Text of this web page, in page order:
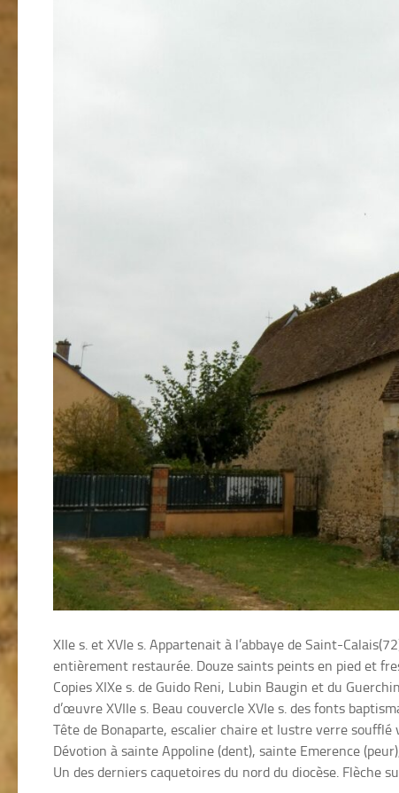
XIIe s. et XVIe s. Appartenait à l’abbaye de Saint-
entièrement restaurée. Douze saints peints en pied et
Copies XIXe s. de Guido Reni, Lubin Baugin et du
d’œuvre XVIIe s. Beau couvercle XVIe s. des fonts
Tête de Bonaparte, escalier chaire et lustre verre soufflé
Dévotion à sainte Appoline (dent), sainte Emerence
Un des derniers caquetoires du nord du diocèse. Flèche